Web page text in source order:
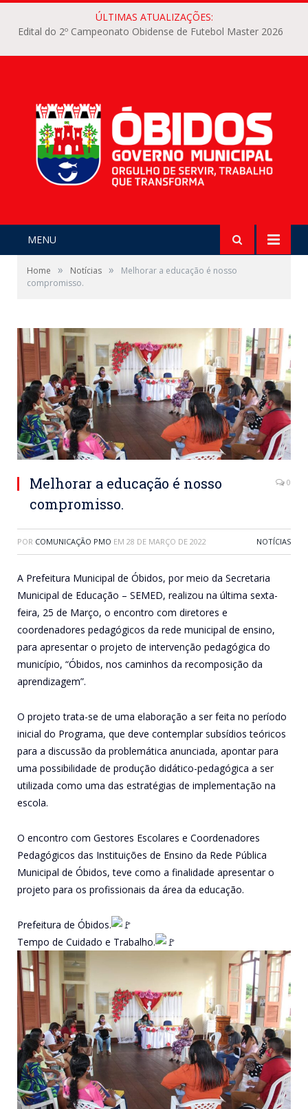
ÚLTIMAS ATUALIZAÇÕES:
Edital do 2º Campeonato Obidense de Futebol Master 2026
MENU
Home » Notícias »
Melhorar a educação é nosso
compromisso.
Melhorar a educação é nosso
compromisso.
0
POR COMUNICAÇÃO PMO EM 28 DE MARÇO DE 2022 NOTÍCIAS
A Prefeitura Municipal de Óbidos, por meio da Secretaria
Municipal de Educação – SEMED, realizou na última sexta-
feira, 25 de Março, o encontro com diretores e
coordenadores pedagógicos da rede municipal de ensino,
para apresentar o projeto de intervenção pedagógica do
município, “Óbidos, nos caminhos da recomposição da
aprendizagem”.
O projeto trata-se de uma elaboração a ser feita no período
inicial do Programa, que deve contemplar subsídios teóricos
para a discussão da problemática anunciada, apontar para
uma possibilidade de produção didático-pedagógica a ser
utilizada como uma das estratégias de implementação na
escola.
O encontro com Gestores Escolares e Coordenadores
Pedagógicos das Instituições de Ensino da Rede Pública
Municipal de Óbidos, teve como a finalidade apresentar o
projeto para os profissionais da área da educação.
Prefeitura de Óbidos.
Tempo de Cuidado e Trabalho.